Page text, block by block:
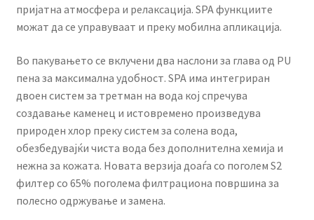
пријатна атмосфера и релаксација. SPA функциите
можат да се управуваат и преку мобилна апликација.
Во пакувањето се вклучени два наслони за глава од PU
пена за максимална удобност. SPA има интегриран
двоен систем за третман на вода кој спречува
создавање каменец и истовремено произведува
природен хлор преку систем за солена вода,
обезбедувајќи чиста вода без дополнителна хемија и
нежна за кожата. Новата верзија доаѓа со поголем S2
филтер со 65% поголема филтрациона површина за
полесно одржување и замена.